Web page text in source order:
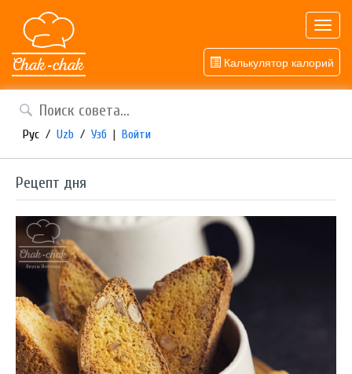
Калькулятор калорий
Рус / Uzb / Узб | Войти
Рецепт дня